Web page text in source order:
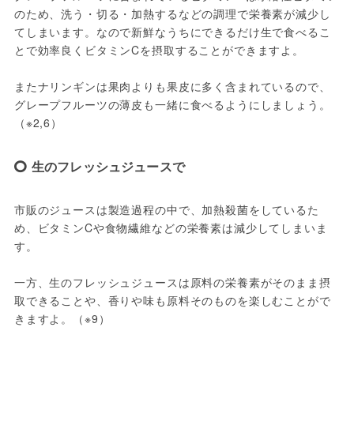
のため、洗う・切る・加熱するなどの調理で栄養素が減少し
てしまいます。なので新鮮なうちにできるだけ生で食べるこ
とで効率良くビタミンCを摂取することができますよ。
またナリンギンは果肉よりも果皮に多く含まれているので、
グレープフルーツの薄皮も一緒に食べるようにしましょう。
生のフレッシュジュースで
市販のジュースは製造過程の中で、加熱殺菌をしているた
め、ビタミンCや食物繊維などの栄養素は減少してしまいま
す。
一方、生のフレッシュジュースは原料の栄養素がそのまま摂
取できることや、香りや味も原料そのものを楽しむことがで
きますよ。（※9）